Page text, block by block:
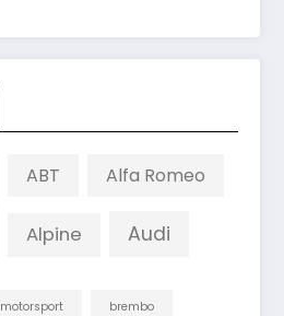
ABT Alfa Romeo
Alpine Audi
brembo